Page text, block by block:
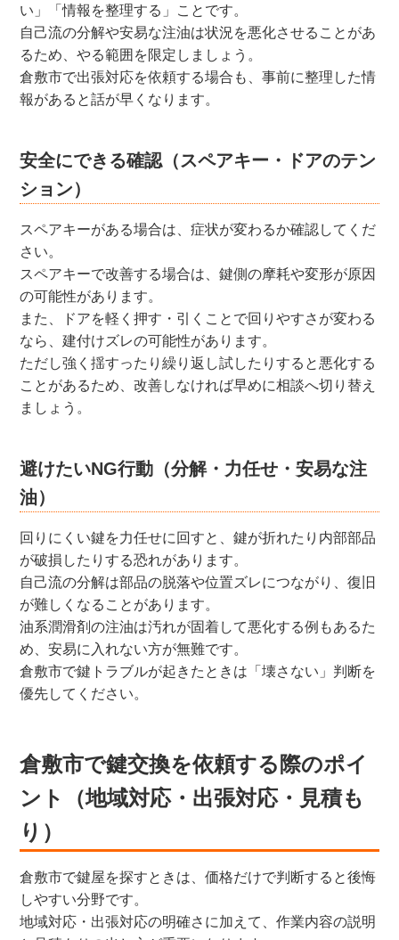
い」「情報を整理する」ことです。
自己流の分解や安易な注油は状況を悪化させることがあ
るため、やる範囲を限定しましょう。
倉敷市で出張対応を依頼する場合も、事前に整理した情
報があると話が早くなります。
安全にできる確認（スペアキー・ドアのテン
ション）
スペアキーがある場合は、症状が変わるか確認してくだ
さい。
スペアキーで改善する場合は、鍵側の摩耗や変形が原因
の可能性があります。
また、ドアを軽く押す・引くことで回りやすさが変わる
なら、建付けズレの可能性があります。
ただし強く揺すったり繰り返し試したりすると悪化する
ことがあるため、改善しなければ早めに相談へ切り替え
ましょう。
避けたいNG行動（分解・力任せ・安易な注
油）
回りにくい鍵を力任せに回すと、鍵が折れたり内部部品
が破損したりする恐れがあります。
自己流の分解は部品の脱落や位置ズレにつながり、復旧
が難しくなることがあります。
油系潤滑剤の注油は汚れが固着して悪化する例もあるた
め、安易に入れない方が無難です。
倉敷市で鍵トラブルが起きたときは「壊さない」判断を
優先してください。
倉敷市で鍵交換を依頼する際のポイ
ント（地域対応・出張対応・見積も
り）
倉敷市で鍵屋を探すときは、価格だけで判断すると後悔
しやすい分野です。
地域対応・出張対応の明確さに加えて、作業内容の説明